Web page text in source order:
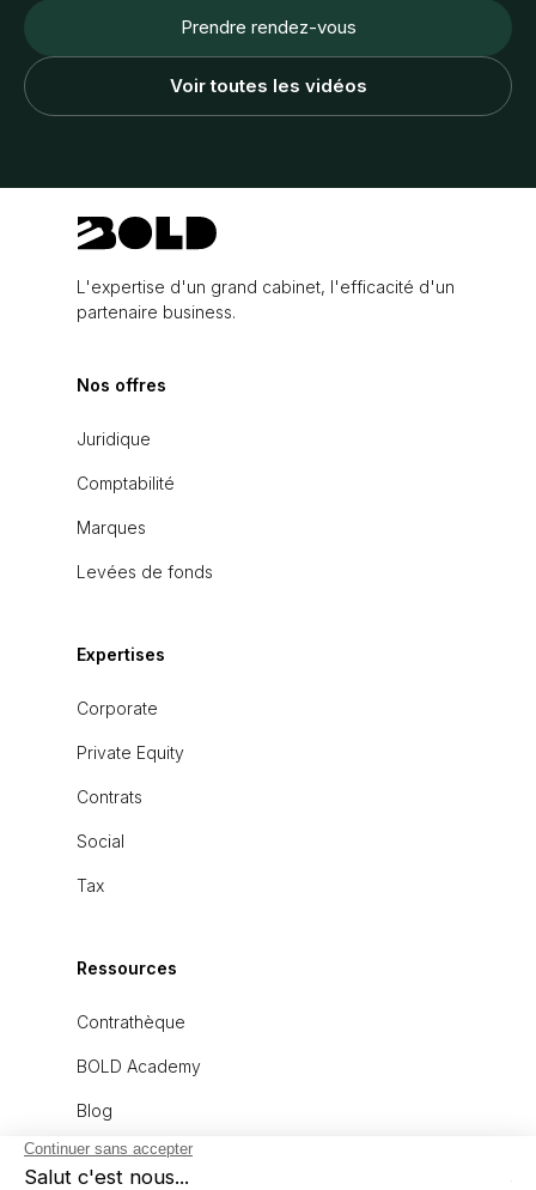
Prendre rendez-vous
Voir toutes les vidéos
L'expertise d'un grand cabinet, l'efficacité d'un
partenaire business.
Nos offres
Juridique
Comptabilité
Marques
Levées de fonds
Expertises
Corporate
Private Equity
Contrats
Social
Tax
Ressources
Contrathèque
BOLD Academy
Blog